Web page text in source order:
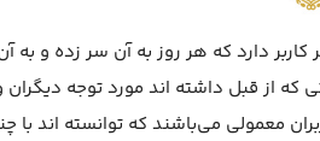
دارد که هر روز به آن سر زده و به
که از قبل داشته اند مورد توجه
معمولی می‌باشند که توانسته اند با